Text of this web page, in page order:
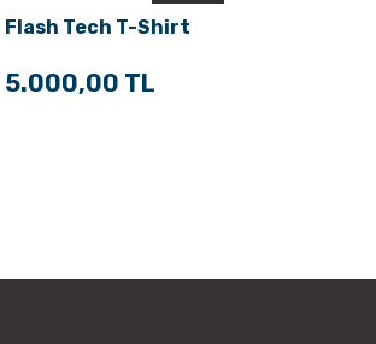
Flash Tech T-Shirt
5.000,00 TL